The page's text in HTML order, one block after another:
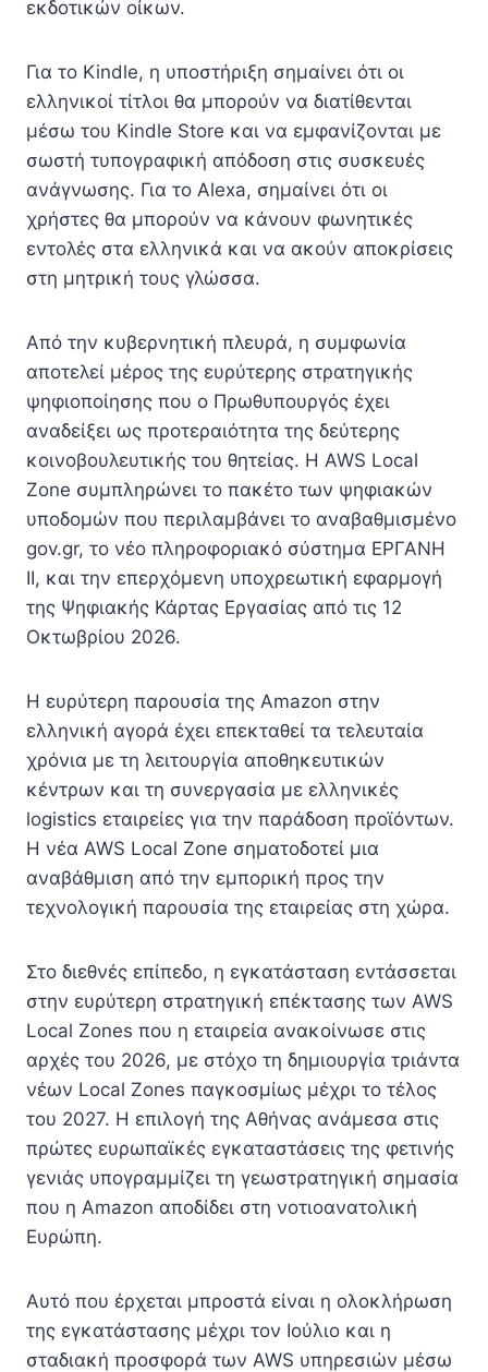
εκδοτικών οίκων.
Για το Kindle, η υποστήριξη σημαίνει ότι οι
ελληνικοί τίτλοι θα μπορούν να διατίθενται
μέσω του Kindle Store και να εμφανίζονται με
σωστή τυπογραφική απόδοση στις συσκευές
ανάγνωσης. Για το Alexa, σημαίνει ότι οι
χρήστες θα μπορούν να κάνουν φωνητικές
εντολές στα ελληνικά και να ακούν αποκρίσεις
στη μητρική τους γλώσσα.
Από την κυβερνητική πλευρά, η συμφωνία
αποτελεί μέρος της ευρύτερης στρατηγικής
ψηφιοποίησης που ο Πρωθυπουργός έχει
αναδείξει ως προτεραιότητα της δεύτερης
κοινοβουλευτικής του θητείας. Η AWS Local
Zone συμπληρώνει το πακέτο των ψηφιακών
υποδομών που περιλαμβάνει το αναβαθμισμένο
gov.gr, το νέο πληροφοριακό σύστημα ΕΡΓΑΝΗ
II, και την επερχόμενη υποχρεωτική εφαρμογή
της Ψηφιακής Κάρτας Εργασίας από τις 12
Οκτωβρίου 2026.
Η ευρύτερη παρουσία της Amazon στην
ελληνική αγορά έχει επεκταθεί τα τελευταία
χρόνια με τη λειτουργία αποθηκευτικών
κέντρων και τη συνεργασία με ελληνικές
logistics εταιρείες για την παράδοση προϊόντων.
Η νέα AWS Local Zone σηματοδοτεί μια
αναβάθμιση από την εμπορική προς την
τεχνολογική παρουσία της εταιρείας στη χώρα.
Στο διεθνές επίπεδο, η εγκατάσταση εντάσσεται
στην ευρύτερη στρατηγική επέκτασης των AWS
Local Zones που η εταιρεία ανακοίνωσε στις
αρχές του 2026, με στόχο τη δημιουργία τριάντα
νέων Local Zones παγκοσμίως μέχρι το τέλος
του 2027. Η επιλογή της Αθήνας ανάμεσα στις
πρώτες ευρωπαϊκές εγκαταστάσεις της φετινής
γενιάς υπογραμμίζει τη γεωστρατηγική σημασία
που η Amazon αποδίδει στη νοτιοανατολική
Ευρώπη.
Αυτό που έρχεται μπροστά είναι η ολοκλήρωση
της εγκατάστασης μέχρι τον Ιούλιο και η
σταδιακή προσφορά των AWS υπηρεσιών μέσω